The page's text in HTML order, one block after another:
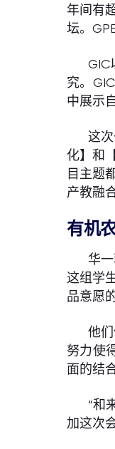
年间有
坛。
GIC
究。
中展示
这
化】和
目主题
产教融
有机
华
这组学
品意愿
他
努力使
面的结
“和
加这次